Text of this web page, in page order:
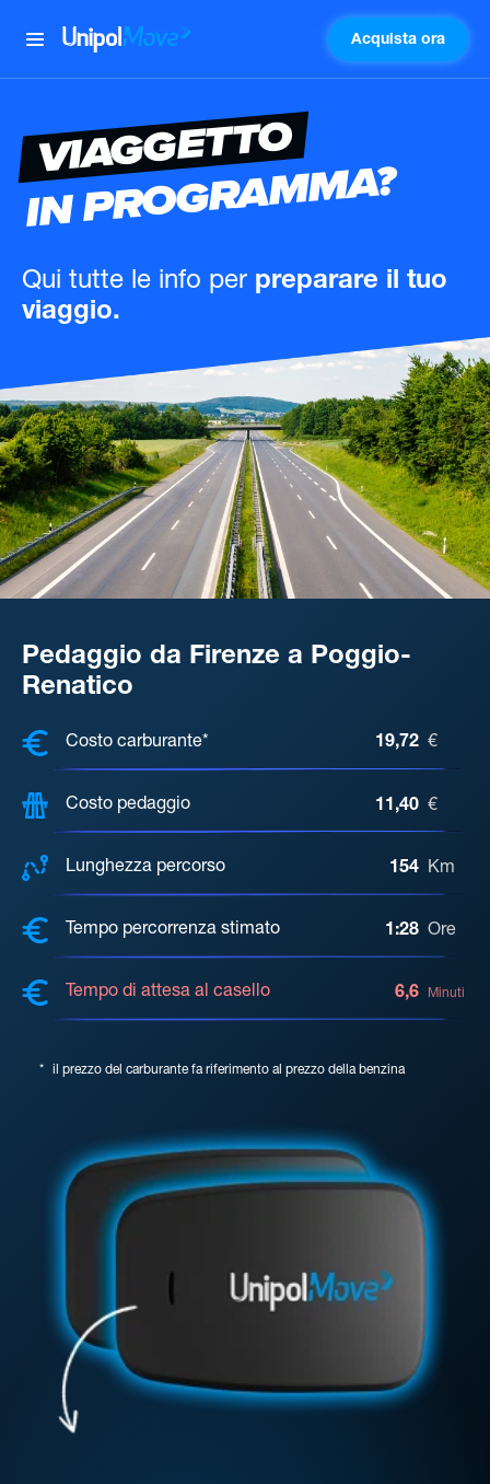
UnipolMove Acquista ora
VIAGGETTO
IN PROGRAMMA?
Qui tutte le info per preparare il tuo
viaggio.
Pedaggio da Firenze a Poggio-
Renatico
COSTI, DISTANZA, TEMPO DI
Costo carburante* 19,72 €
Costo pedaggio 11,40 €
Lunghezza percorso 154 Km
Tempo percorrenza stimato 1:28 Ore
Tempo di attesa al casello 6,6 Minuti
* il prezzo del carburante fa riferimento al prezzo della benzina